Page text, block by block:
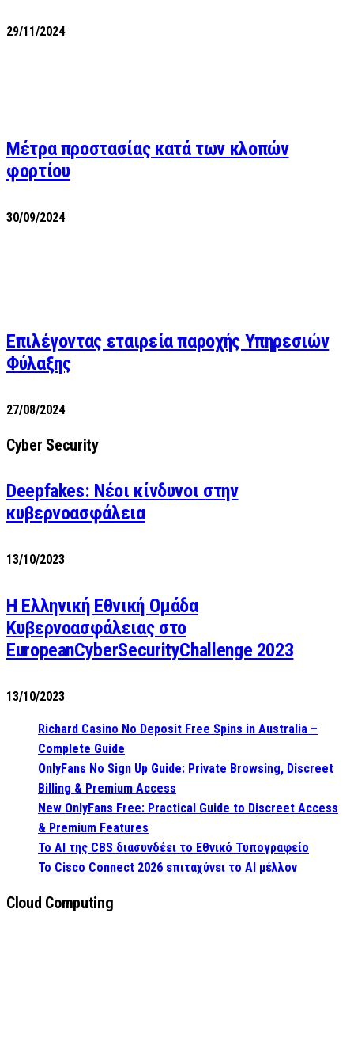
29/11/2024
Μέτρα προστασίας κατά των κλοπών
φορτίου
30/09/2024
Επιλέγοντας εταιρεία παροχής Υπηρεσιών
Φύλαξης
27/08/2024
Cyber Security
Deepfakes: Νέοι κίνδυνοι στην
κυβερνοασφάλεια
13/10/2023
Η Ελληνική Εθνική Ομάδα
Κυβερνοασφάλειας στο
EuropeanCyberSecurityChallenge 2023
13/10/2023
Richard Casino No Deposit Free Spins in Australia –
Complete Guide
OnlyFans No Sign Up Guide: Private Browsing, Discreet
Billing & Premium Access
New OnlyFans Free: Practical Guide to Discreet Access
& Premium Features
Το AI της CBS διασυνδέει το Εθνικό Τυπογραφείο
Το Cisco Connect 2026 επιταχύνει το AI μέλλον
Cloud Computing